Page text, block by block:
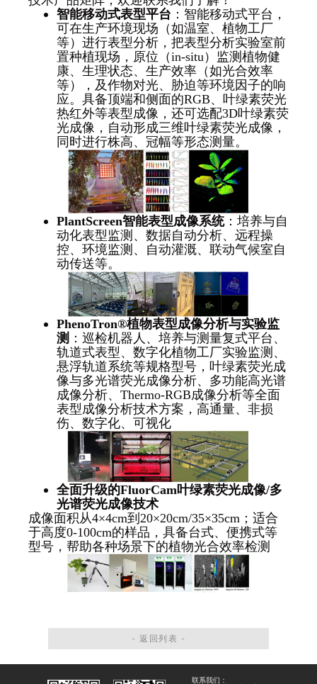
智能移动式表型平台 ：智能移动式平台，
可在生产环境现场（如温室、植物工厂
等）进行表型分析，把表型分析实验室前
置种植现场，原位（in-situ）监测植物健
康、生理状态、生产效率（如光合效率
等），及作物对光、胁迫等环境因子的响
应。具备顶端和侧面的RGB、叶绿素荧光
热红外等表型成像，还可选配3D叶绿素荧
光成像，自动形成三维叶绿素荧光成像，
同时进行株高、冠幅等形态测量。
PlantScreen智能表型成像系统：培养与自
动化表型监测、数据自动分析、远程操
控、环境监测、自动灌溉、联动气候室自
动传送等。
PhenoTron®植物表型成像分析与实验监
测 ：巡检机器人、培养与测量复式平台、
轨道式表型、数字化植物工厂实验监测、
悬浮轨道系统等规格型号，叶绿素荧光成
像与多光谱荧光成像分析、多功能高光谱
成像分析、Thermo-RGB成像分析等全面
表型成像分析技术方案，高通量、非损
伤、数字化、可视化
全面升级的FluorCam 叶绿素荧光成像/多
光谱荧光成像技术
成像面积从4×4cm到20×20cm/35×35cm；适合
于高度0-100cm的样品，具备台式、便携式等
型号，帮助各种场景下的植物光合效率检测
- 返回列表 -
联系我们：